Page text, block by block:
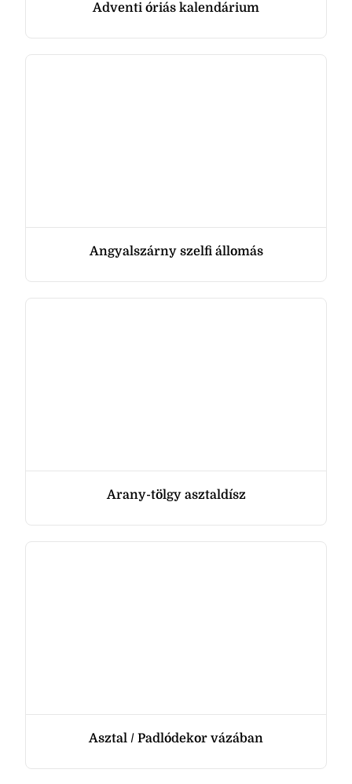
Adventi óriás kalendárium
Angyalszárny szelfi állomás
Arany-tölgy asztaldísz
Asztal / Padlódekor vázában